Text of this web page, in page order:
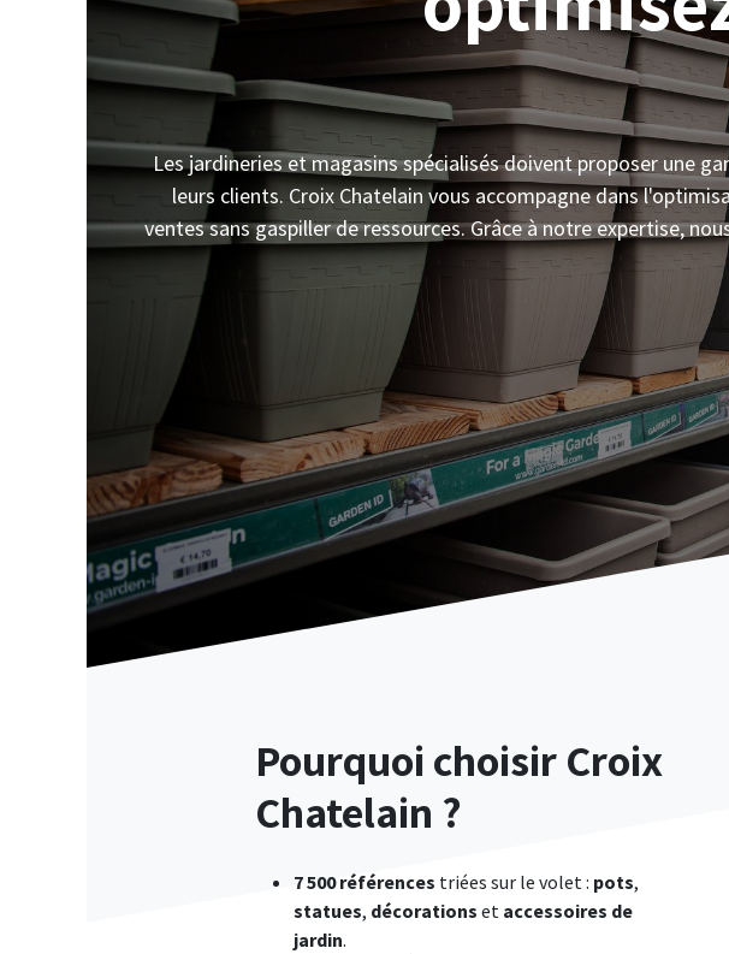
Les jardineries et magasins spécialisés doivent proposer une
leurs clients. Croix Chatelain vous accompagne dans
ventes sans gaspiller de ressources. Grâce à notre expertise,
Pourquoi choisir Croix
Chatelain ?
7 500 références triées sur le volet : pots,
statues, décorations et accessoires de
jardin.​